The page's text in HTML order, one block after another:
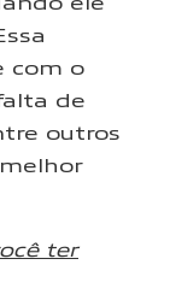
com o
de
outros
ter